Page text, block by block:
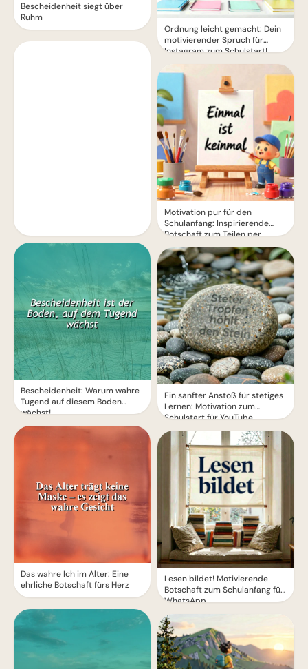
Bescheidenheit siegt über
Ruhm
Bescheidenheit: Warum wahre
Tugend auf diesem Boden
wächst!
Das wahre Ich im Alter: Eine
ehrliche Botschaft fürs Herz
Ordnung leicht gemacht: Dein
motivierender Spruch für
Instagram zum Schulstart!
Motivation pur für den
Schulanfang: Inspirierende
Botschaft zum Teilen per
WhatsApp!
Ein sanfter Anstoß für stetiges
Lernen: Motivation zum
Schulstart für YouTube.
Lesen bildet! Motivierende
Botschaft zum Schulanfang für
WhatsApp